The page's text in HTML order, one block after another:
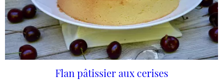
Flan pâtissier aux cerises